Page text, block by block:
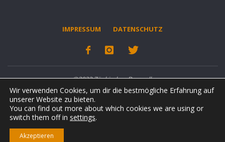
IMPRESSUM DATENSCHUTZ
©2022 Zänkisches Bergvolk
POWERED BY
Wir verwenden Cookies, um dir die bestmögliche Erfahrung auf
unserer Website zu bieten.
You can find out more about which cookies we are using or
switch them off in settings.
Akzeptieren